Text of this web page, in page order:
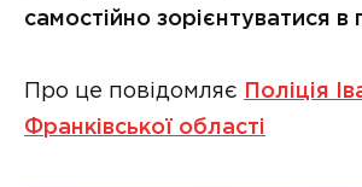
самостійно зорієнтуватися в
Про це повідомляє
Поліція
Франківської області